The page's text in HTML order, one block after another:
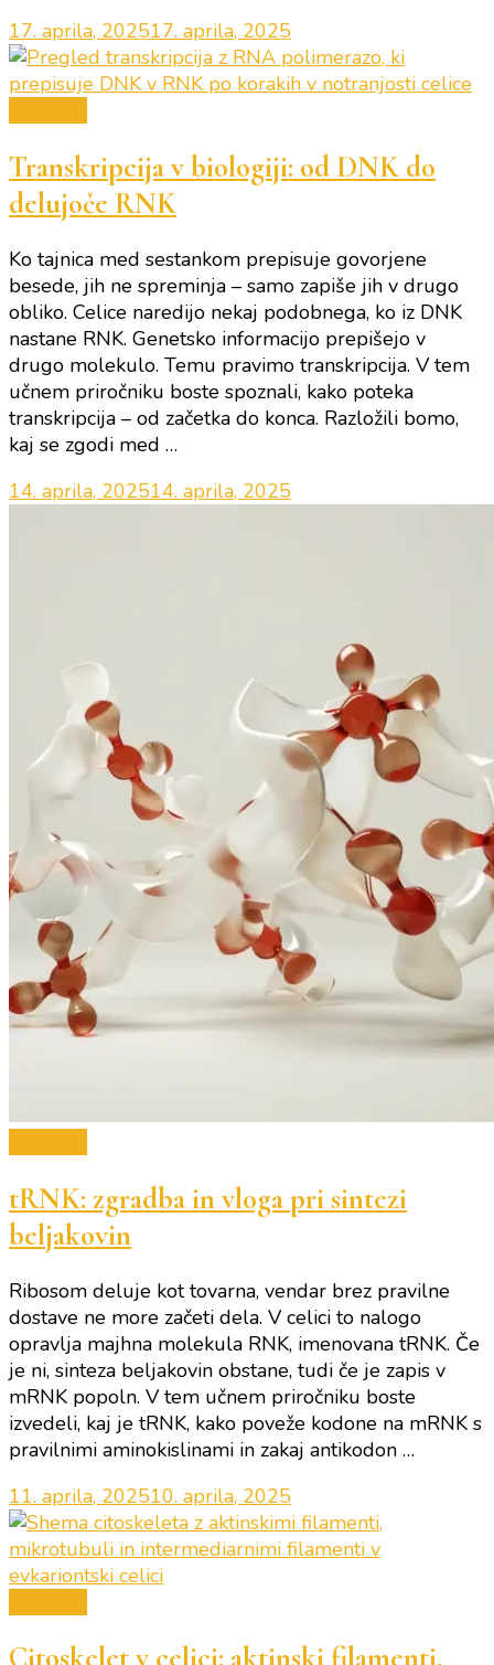
17. aprila, 202517. aprila, 2025
Transkripcija v biologiji: od DNK do
delujoče RNK
Ko tajnica med sestankom prepisuje govorjene
besede, jih ne spreminja – samo zapiše jih v drugo
obliko. Celice naredijo nekaj podobnega, ko iz DNK
nastane RNK. Genetsko informacijo prepišejo v
drugo molekulo. Temu pravimo transkripcija. V tem
učnem priročniku boste spoznali, kako poteka
transkripcija – od začetka do konca. Razložili bomo,
kaj se zgodi med …
14. aprila, 202514. aprila, 2025
tRNK: zgradba in vloga pri sintezi
beljakovin
Ribosom deluje kot tovarna, vendar brez pravilne
dostave ne more začeti dela. V celici to nalogo
opravlja majhna molekula RNK, imenovana tRNK. Če
je ni, sinteza beljakovin obstane, tudi če je zapis v
mRNK popoln. V tem učnem priročniku boste
izvedeli, kaj je tRNK, kako poveže kodone na mRNK s
pravilnimi aminokislinami in zakaj antikodon …
11. aprila, 202510. aprila, 2025